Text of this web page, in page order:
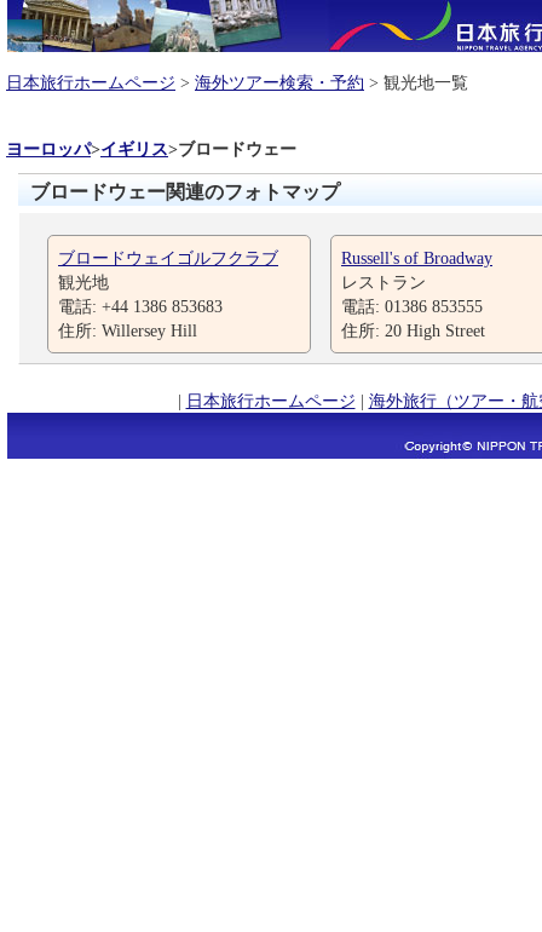
日本旅行ホームページ > 海外ツアー検索・予約 > 観光地一覧
ヨーロッパ>イギリス>ブロードウェー
ブロードウェー関連のフォトマップ
ブロードウェイゴルフクラブ
観光地
電話: +44 1386 853683
住所: Willersey Hill
Russell's of Broadway
レストラン
電話: 01386 853555
住所: 20 High Street
| 日本旅行ホームページ | 海外旅行（ツアー・航